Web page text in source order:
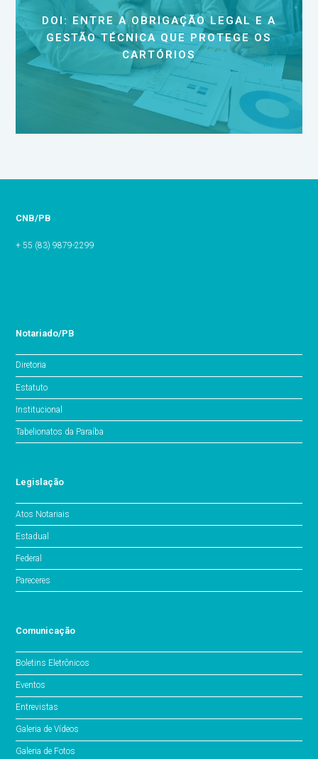
DOI: ENTRE A OBRIGAÇÃO LEGAL E A
GESTÃO TÉCNICA QUE PROTEGE OS
CARTÓRIOS
CNB/PB
+ 55 (83) 9879-2299
Notariado/PB
Diretoria
Estatuto
Institucional
Tabelionatos da Paraíba
Legislação
Atos Notariais
Estadual
Federal
Pareceres
Comunicação
Boletins Eletrônicos
Eventos
Entrevistas
Galeria de Vídeos
Galeria de Fotos